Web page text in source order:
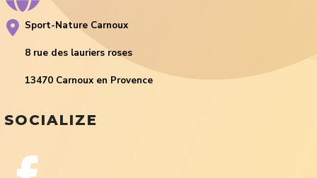
Sport-Nature Carnoux
8 rue des lauriers roses
13470 Carnoux en Provence
SOCIALIZE